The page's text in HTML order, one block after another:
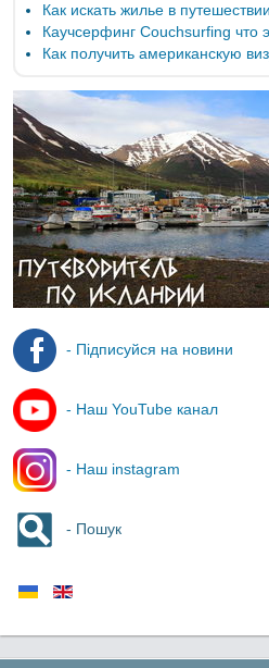
Как искать жилье в
Каучсерфинг Couchsurfing что
Как получить американскую
- Підписуйся на новини
- Наш YouTube канал
- Наш instagram
- Пошук